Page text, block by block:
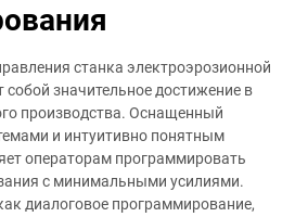
станка электроэрозионной
собой значительное достижение в
производства. Оснащенный
и интуитивно понятным
операторам программировать
с минимальными усилиями.
диалоговое программирование,